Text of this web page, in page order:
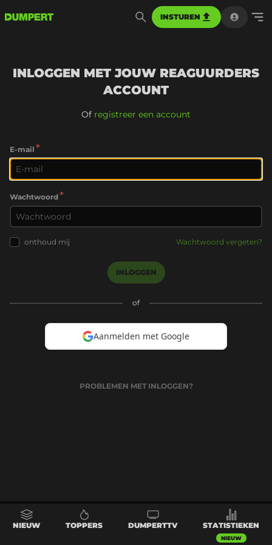
INSTUREN
INLOGGEN MET JOUW REAGUURDERS
ACCOUNT
Of registreer een account
E-mail *
Wachtwoord*
onthoud mij Wachtwoord vergeten?
INLOGGEN
of
Aanmelden met Google
PROBLEMEN MET INLOGGEN?
NIEUW TOPPERS DUMPERTTV STATISTIEKEN
NIEUW